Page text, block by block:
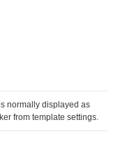
normally displayed as
from template settings.